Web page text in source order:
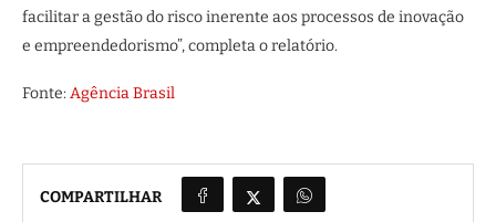
facilitar a gestão do risco inerente aos processos de inovação
e empreendedorismo”, completa o relatório.
Fonte: Agência Brasil
COMPARTILHAR